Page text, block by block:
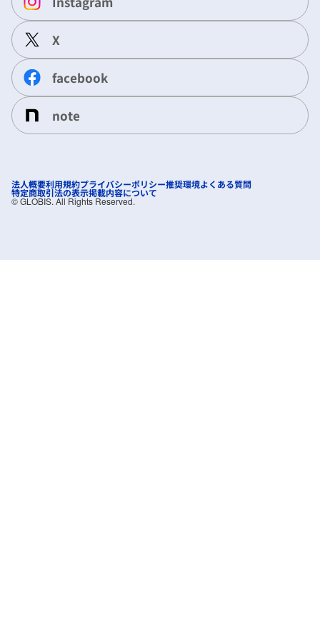
X
facebook
note
法人概要利用規約プライバシーポリシー推奨環境よくある質問
特定商取引法の表示掲載内容について
©︎ GLOBIS. All Rights Reserved.